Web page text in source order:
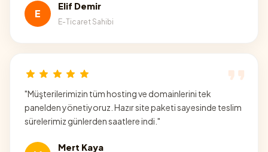
E
Elif Demir
E-Ticaret Sahibi
"Müşterilerimizin tüm hosting ve domainlerini tek
panelden yönetiyoruz. Hazır site paketi sayesinde teslim
sürelerimiz günlerden saatlere indi. "
Mert Kaya